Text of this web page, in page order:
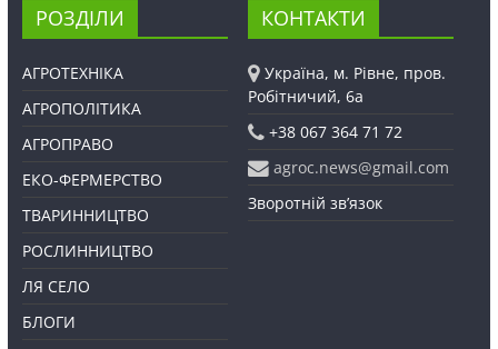
РОЗДІЛИ
АГРОТЕХНІКА
АГРОПОЛІТИКА
АГРОПРАВО
ЕКО-ФЕРМЕРСТВО
ТВАРИННИЦТВО
РОСЛИННИЦТВО
ЛЯ СЕЛО
БЛОГИ
КОНТАКТИ
Україна, м. Рівне, пров.
Робітничий, 6а
+38 067 364 71 72
agroc.news@gmail.com
Зворотній зв’язок